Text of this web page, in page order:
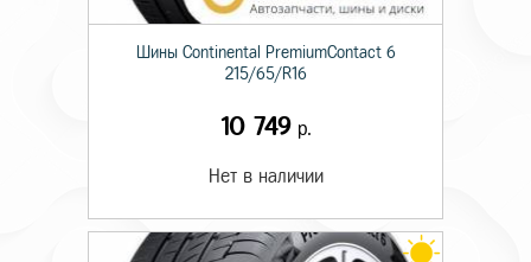
Шины Continental PremiumContact 6
215/65/R16
10 749р.
Нет в наличии